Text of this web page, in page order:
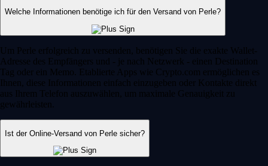
Welche Informationen benötige ich für den Versand von Perle?
Um Perle erfolgreich zu versenden, benötigen Sie die exakte Wallet-
Adresse des Empfängers und - je nach Netzwerk - einen Destination
Tag oder ein Memo. Etablierte Apps wie Crypto.com ermöglichen es
Ihnen, diese Informationen einfach einzugeben oder Kontakte direkt
aus Ihrem Telefon auszuwählen, um maximale Genauigkeit zu
gewährleisten.
Ist der Online-Versand von Perle sicher?